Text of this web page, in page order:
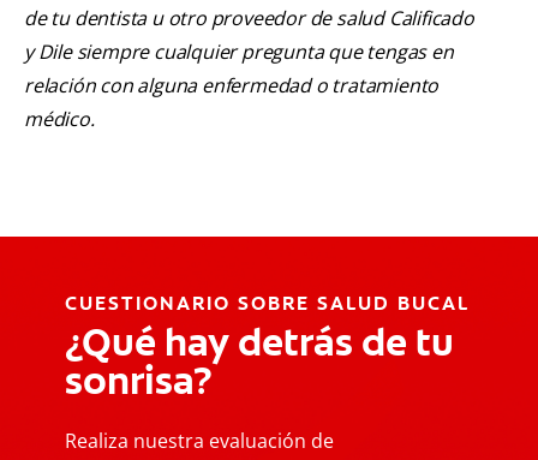
de tu dentista u otro proveedor de salud Calificado
y Dile siempre cualquier pregunta que tengas en
relación con alguna enfermedad o tratamiento
médico.
CUESTIONARIO SOBRE SALUD BUCAL
¿Qué hay detrás de tu
sonrisa?
Realiza nuestra evaluación de